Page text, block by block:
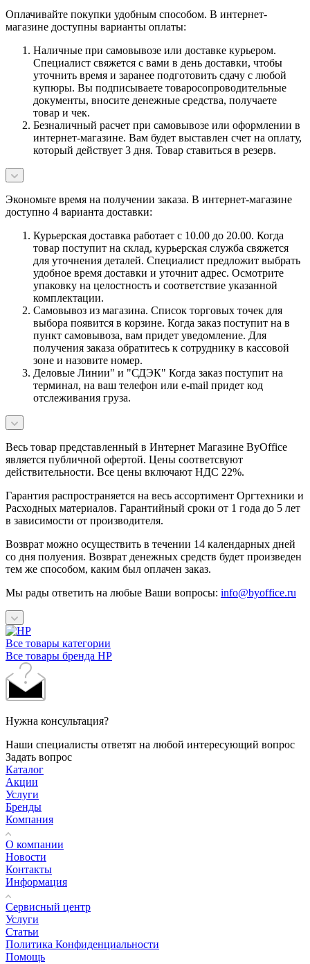
Оплачивайте покупки удобным способом. В интернет-
магазине доступны варианты оплаты:
Наличные при самовывозе или доставке курьером.
Специалист свяжется с вами в день доставки, чтобы
уточнить время и заранее подготовить сдачу с любой
купюры. Вы подписываете товаросопроводительные
документы, вносите денежные средства, получаете
товар и чек.
Безналичный расчет при самовывозе или оформлении в
интернет-магазине. Вам будет выставлен счет на оплату,
который действует 3 дня. Товар ставиться в резерв.
Экономьте время на получении заказа. В интернет-магазине
доступно 4 варианта доставки:
Курьерская доставка работает с 10.00 до 20.00. Когда
товар поступит на склад, курьерская служба свяжется
для уточнения деталей. Специалист предложит выбрать
удобное время доставки и уточнит адрес. Осмотрите
упаковку на целостность и соответствие указанной
комплектации.
Самовывоз из магазина. Список торговых точек для
выбора появится в корзине. Когда заказ поступит на в
пункт самовывоза, вам придет уведомление. Для
получения заказа обратитесь к сотруднику в кассовой
зоне и назовите номер.
Деловые Линии" и "СДЭК" Когда заказ поступит на
терминал, на ваш телефон или e-mail придет код
отслеживания груза.
Весь товар представленный в Интернет Магазине ByOffice
является публичной офертой. Цены соответсвуют
действительности. Все цены включают НДС 22%.
Гарантия распространяется на весь ассортимент Оргтехники и
Расходных материалов. Гарантийный сроки от 1 года до 5 лет
в зависимости от производителя.
Возврат можно осуществить в течении 14 календарных дней
со дня полуения. Возврат денежных средств будет произведен
тем же способом, каким был оплачен заказ.
Мы рады ответить на любые Ваши вопросы: info@byoffice.ru
Все товары категории
Все товары бренда HP
Нужна консультация?
Наши специалисты ответят на любой интересующий вопрос
Задать вопрос
Каталог
Акции
Услуги
Бренды
Компания
О компании
Новости
Контакты
Информация
Сервисный центр
Услуги
Статьи
Политика Конфиденциальности
Помощь